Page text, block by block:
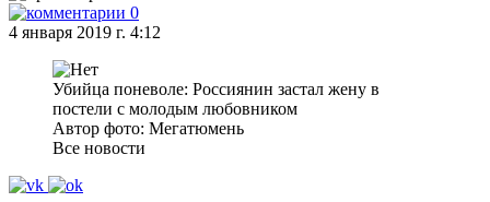
0
4 января 2019 г. 4:12
Убийца поневоле: Россиянин застал жену в
постели с молодым любовником
Автор фото: Мегатюмень
Все новости